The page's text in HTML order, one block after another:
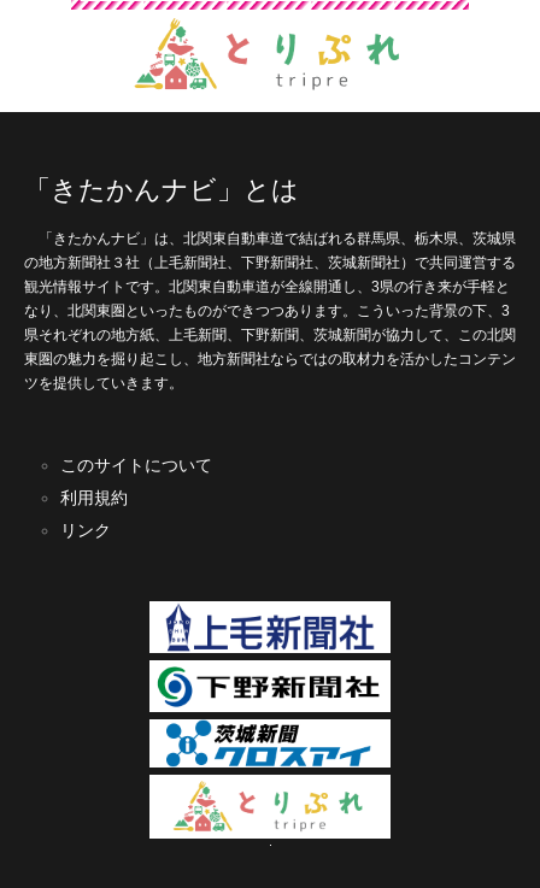
「きたかんナビ」とは
「きたかんナビ」は、北関東自動車道で結ばれる群馬県、栃木県、茨城県
の地方新聞社３社（上毛新聞社、下野新聞社、茨城新聞社）で共同運営する
観光情報サイトです。北関東自動車道が全線開通し、3県の行き来が手軽と
なり、北関東圏といったものができつつあります。こういった背景の下、3
県それぞれの地方紙、上毛新聞、下野新聞、茨城新聞が協力して、この北関
東圏の魅力を掘り起こし、地方新聞社ならではの取材力を活かしたコンテン
ツを提供していきます。
このサイトについて
利用規約
リンク